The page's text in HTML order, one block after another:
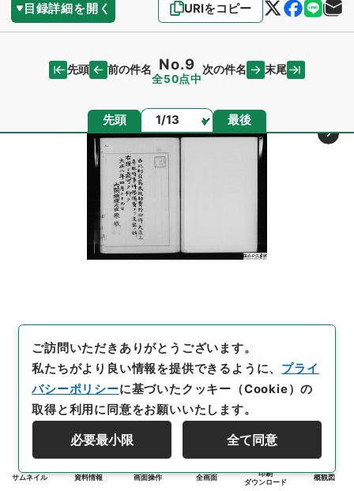
目録詳細を開く URIをコピー
先頭 前の件名 No.9
全50点中
次の件名 末尾
先頭 ページ 最後
サムネイル 資料情報 画面操作 全画面
印刷
ダウンロード
概観図
ご訪問いただきありがとうございます。
私たちがより良い情報を提供できるように、 プライ
バシーポリシーに基づいたクッキー（Cookie）の
取得と利用に同意をお願いいたします。
必要最小限 全て同意